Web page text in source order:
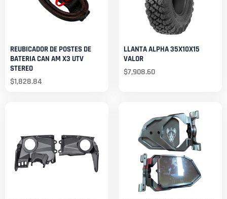
REUBICADOR DE POSTES DE
BATERIA CAN AM X3 UTV
STEREO
$1,828.84
LLANTA ALPHA 35X10X15
VALOR
$7,908.60